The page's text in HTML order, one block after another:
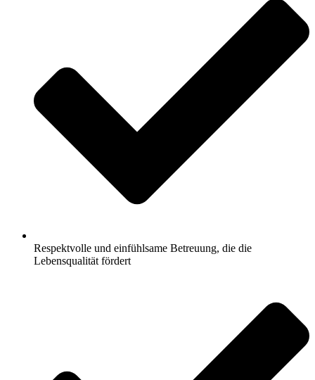
Respektvolle und einfühlsame Betreuung, die die
Lebensqualität fördert